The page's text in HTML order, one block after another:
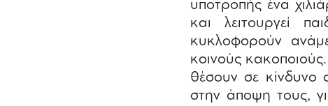
υποτροπής ένα
και λειτουργεί
κυκλοφορούν
κοινούς
θέσουν σε κίνδυνο
στην άποψη τους,